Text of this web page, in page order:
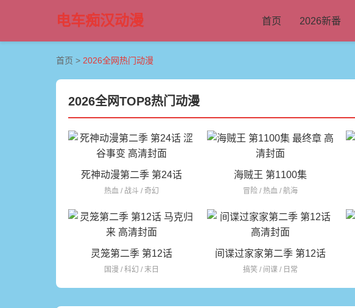
电车痴汉动漫 首页 2026新番
首页 > 2026全网热门动漫
2026全网TOP8热门动漫
死神动漫第二季 第24话
热血 / 战斗 / 奇幻
海贼王 第1100集
冒险 / 热血 / 航海
灵笼第二季 第12话
国漫 / 科幻 / 末日
间谍过家家第二季 第12话
搞笑 / 间谍 / 日常